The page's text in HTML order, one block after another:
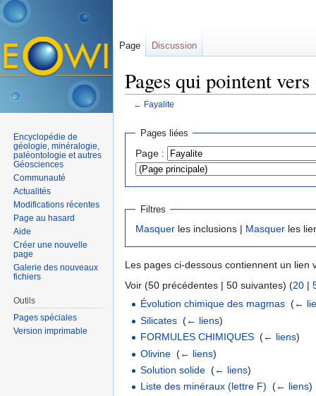
Pages qui pointent
← Fayalite
Pages liées
Page :
Filtres
Masquer les inclusions | Masquer les
Les pages ci-dessous contiennent un lien
Voir (50 précédentes | 50 suivantes) (20 |
Évolution chimique des magmas ‎(←
Silicates ‎(← liens)
FORMULES CHIMIQUES ‎(← liens)
Olivine ‎(← liens)
Solution solide ‎(← liens)
Liste des minéraux (lettre F) ‎(← liens)
Page Discussion
Encyclopédie de
géologie, minéralogie,
paléontologie et autres
Géosciences
Communauté
Actualités
Modifications récentes
Page au hasard
Aide
Créer une nouvelle
page
Galerie des nouveaux
fichiers
Outils
Pages spéciales
Version imprimable